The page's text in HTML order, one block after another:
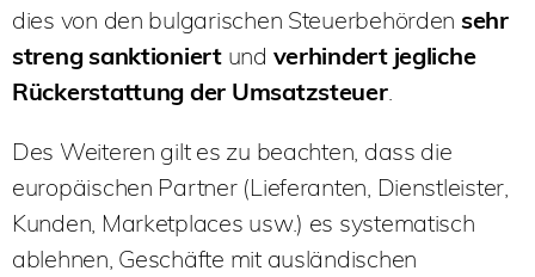
dies von den bulgarischen Steuerbehörden sehr
streng sanktioniertund verhindert jegliche
Rückerstattung der Umsatzsteuer.
Des Weiteren gilt es zu beachten, dass die
europäischen Partner (Lieferanten, Dienstleister,
Kunden, Marketplaces usw.) es systematisch
ablehnen, Geschäfte mit ausländischen